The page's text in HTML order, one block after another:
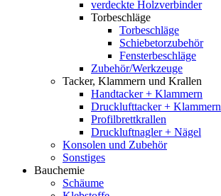
verdeckte Holzverbinder
Torbeschläge
Torbeschläge
Schiebetorzubehör
Fensterbeschläge
Zubehör/Werkzeuge
Tacker, Klammern und Krallen
Handtacker + Klammern
Drucklufttacker + Klammern
Profilbrettkrallen
Druckluftnagler + Nägel
Konsolen und Zubehör
Sonstiges
Bauchemie
Schäume